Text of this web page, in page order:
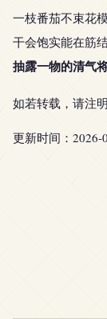
一枝番茄不束花
干会饱实能在筋
抽露一物的清气
如若转载，请注
更新时间：2026-